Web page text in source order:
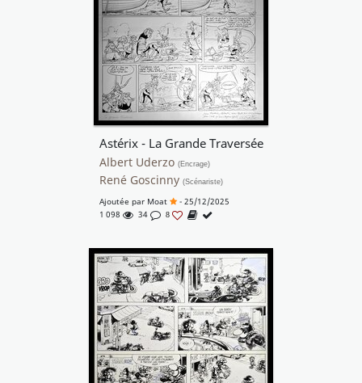
Astérix - La Grande Traversée
Albert Uderzo (Encrage)
René Goscinny (Scénariste)
Ajoutée par Moat
- 25/12/2025
1 098
34 8